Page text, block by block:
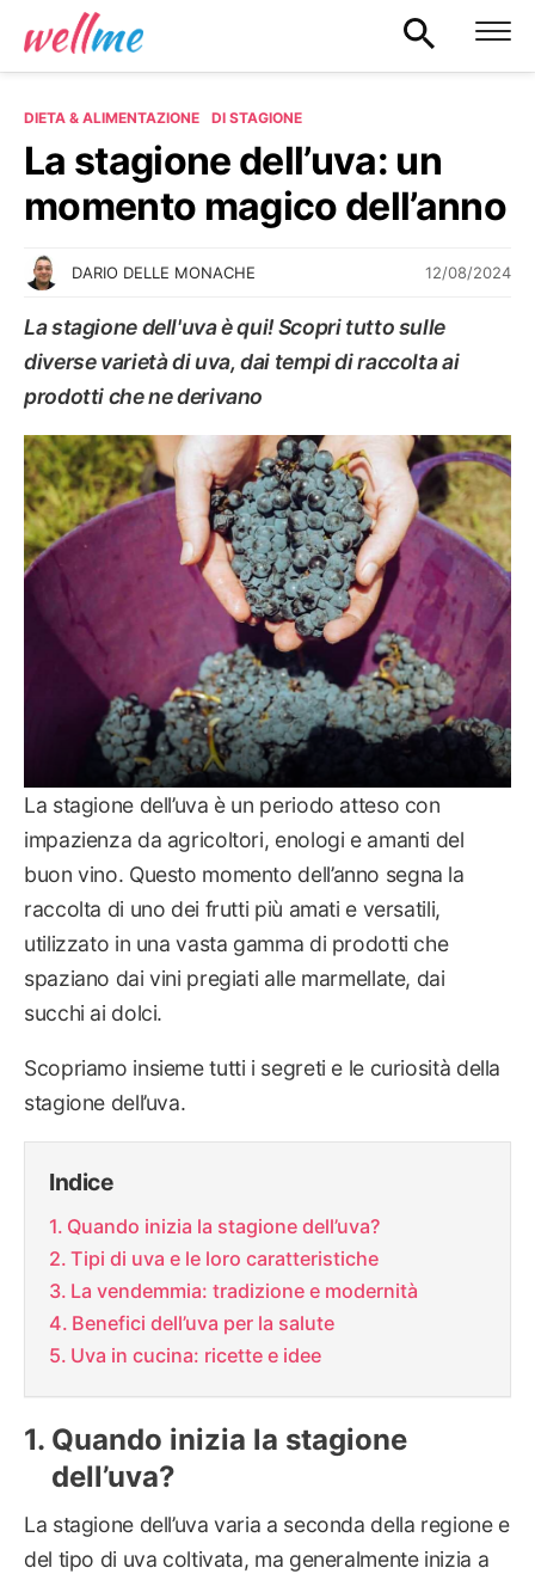
DIETA & ALIMENTAZIONE DI STAGIONE
La stagione dell’uva: un
momento magico dell’anno
DARIO DELLE MONACHE 12/08/2024
La stagione dell'uva è qui! Scopri tutto sulle
diverse varietà di uva, dai tempi di raccolta ai
prodotti che ne derivano
DI STAGIONE
La stagione dell’uva è un periodo atteso con
impazienza da agricoltori, enologi e amanti del
buon vino. Questo momento dell’anno segna la
raccolta di uno dei frutti più amati e versatili,
utilizzato in una vasta gamma di prodotti che
spaziano dai vini pregiati alle marmellate, dai
succhi ai dolci.
Scopriamo insieme tutti i segreti e le curiosità della
stagione dell’uva.
Indice
Quando inizia la stagione dell’uva?
Tipi di uva e le loro caratteristiche
La vendemmia: tradizione e modernità
Benefici dell’uva per la salute
Uva in cucina: ricette e idee
Quando inizia la stagione
dell’uva?
La stagione dell’uva varia a seconda della regione e
del tipo di uva coltivata, ma generalmente inizia a